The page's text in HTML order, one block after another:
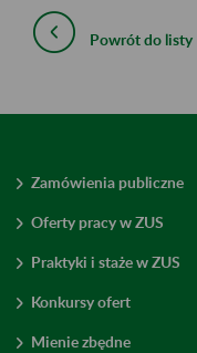
Powrót do listy
Zamówienia publiczne
Oferty pracy w ZUS
Praktyki i staże w ZUS
Konkursy ofert
Mienie zbędne